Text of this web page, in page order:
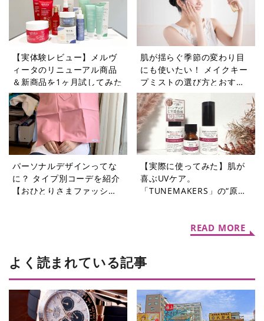
【実体験レビュー】メルヴ
ィータのリニューアル商品
＆新商品を1ヶ月試してみた
肌が揺らぐ季節の変わり目
にも使いたい！ メイクキー
プミストの選び方とおすす
め商品
パーソナルデザインってな
に？ タイプ別コーデを紹介
【おひとりさまファッショ
【実際に使ってみた】肌が
喜ぶUVケア。
「TUNEMAKERS」の“原
READ MORE
よく読まれている記事